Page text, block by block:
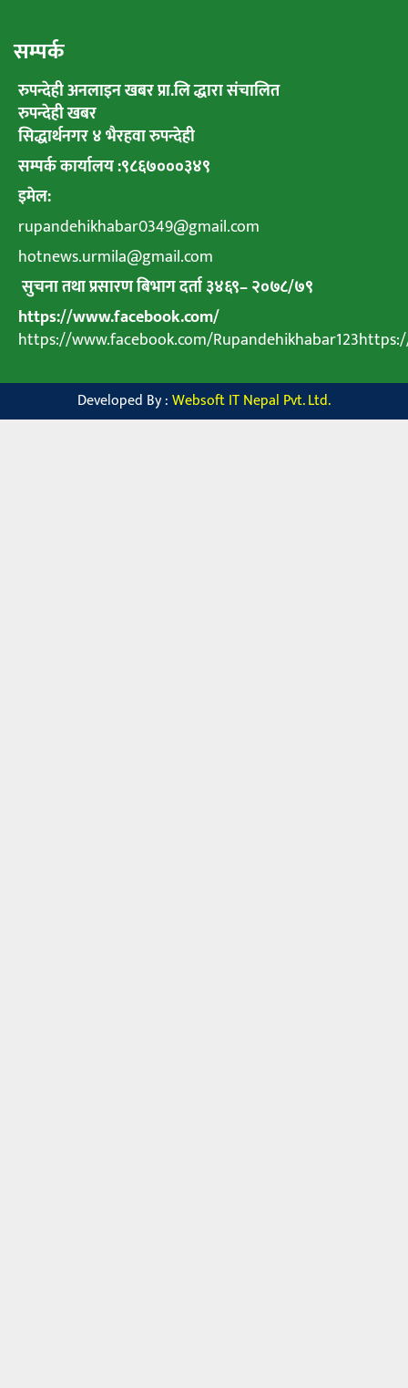
सम्पर्क
रुपन्देही अनलाइन खबर प्रा.लि द्धारा संचालित
रुपन्देही खबर
सिद्धार्थनगर ४ भैरहवा रुपन्देही
सम्पर्क कार्यालय :९८६७०००३४९
इमेल:
rupandehikhabar0349@gmail.com
hotnews.urmila@gmail.com
सुचना तथा प्रसारण बिभाग दर्ता ३४६९–२०७८/७९
https://www.facebook.com/
https://www.facebook.com/
Developed By :Websoft IT Nepal Pvt. Ltd.